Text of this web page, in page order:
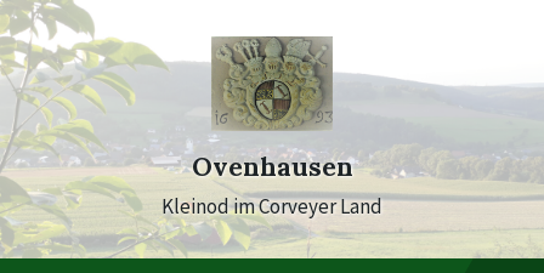
Skip
to
content
Skip
to
main
navigation
Skip
to
footer
Ovenhausen
Kleinod im Corveyer Land